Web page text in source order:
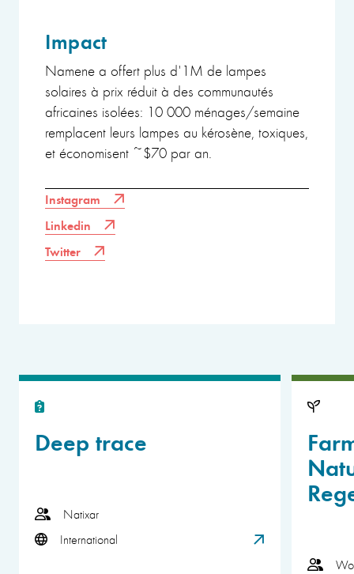
Impact
Namene a offert plus d'1M de lampes
solaires à prix réduit à des communautés
africaines isolées: 10 000 ménages/semaine
remplacent leurs lampes au kérosène, toxiques,
et économisent ~$70 par an.
Instagram
Linkedin
Twitter
Deep trace
Natixar
International